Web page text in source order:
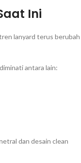
Ini
lanyard terus berubah
antara lain:
dan desain clean